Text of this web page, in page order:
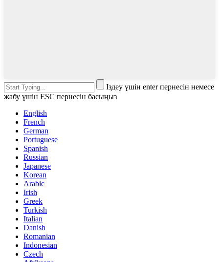
Іздеу үшін enter пернесін немесе
жабу үшін ESC пернесін басыңыз
English
French
German
Portuguese
Spanish
Russian
Japanese
Korean
Arabic
Irish
Greek
Turkish
Italian
Danish
Romanian
Indonesian
Czech